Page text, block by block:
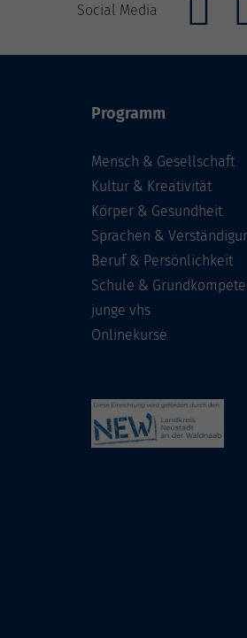
Social Media
Programm
Mensch & Gesellschaft
Kultur & Kreativität
Körper & Gesundheit
Sprachen &
Beruf & Persönlichkeit
Schule &
junge vhs
Onlinekurse